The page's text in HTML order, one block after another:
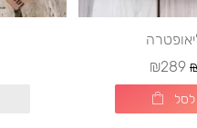
₪289